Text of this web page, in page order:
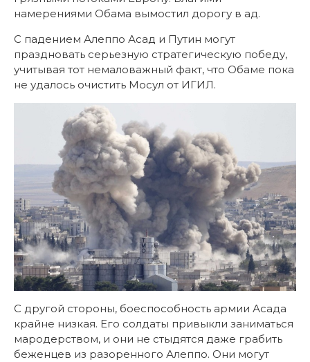
намерениями Обама вымостил дорогу в ад.
С падением Алеппо Асад и Путин могут
праздновать серьезную стратегическую победу,
учитывая тот немаловажный факт, что Обаме пока
не удалось очистить Мосул от ИГИЛ.
С другой стороны, боеспособность армии Асада
крайне низкая. Его солдаты привыкли заниматься
мародерством, и они не стыдятся даже грабить
беженцев из разоренного Алеппо. Они могут